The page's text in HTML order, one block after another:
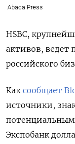
Abaca Press
HSBC,
активов, ведет
российского
Как сообщает
источники,
Экспобанк